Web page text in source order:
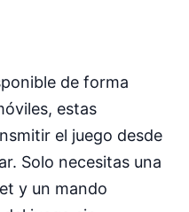
de forma
estas
el juego desde
Solo necesitas una
y un mando